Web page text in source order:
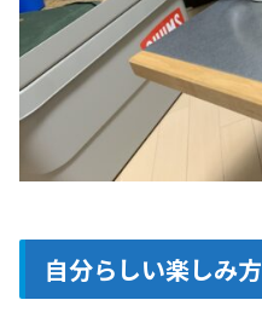
自分らしい楽しみ方